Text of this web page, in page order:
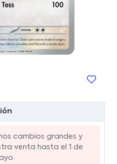
cambios grandes y
venta hasta el 1 de